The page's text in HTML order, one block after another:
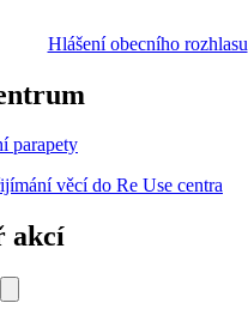
Hlášení obecního rozhlasu
parapety
věcí do Re Use centra
akcí